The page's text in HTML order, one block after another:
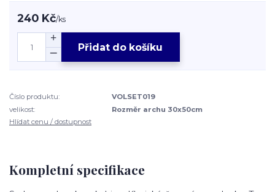
240 Kč/ks
Přidat do košíku
Číslo produktu:
VOLSET019
velikost:
Rozměr archu 30x50cm
Hlídat cenu / dostupnost
Kompletní specifikace